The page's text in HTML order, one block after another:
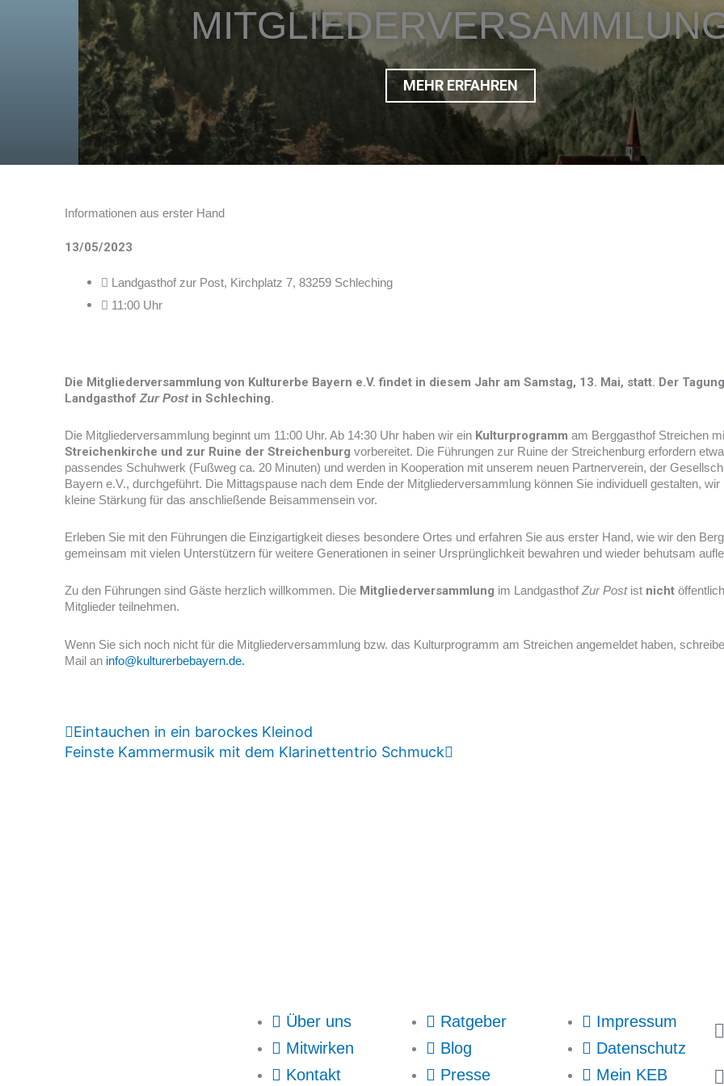
MEHR ERFAHREN
Informationen aus erster Hand
13/05/2023
Landgasthof zur Post, Kirchplatz 7, 83259 Schleching
11:00 Uhr
Die Mitgliederversammlung von Kulturerbe Bayern e.V. findet in diesem Jahr am Samstag, 13. Mai, statt. Der
Landgasthof Zur Postin Schleching.
Die Mitgliederversammlung beginnt um 11:00 Uhr. Ab 14:30 Uhr haben wir ein Kulturprogramm am Berggasthof Streichen
Streichenkirche und zur Ruine der Streichenburg vorbereitet. Die Führungen zur Ruine der Streichenburg erfordern
passendes Schuhwerk (Fußweg ca. 20 Minuten) und werden in Kooperation mit unserem neuen Partnerverein, der
Bayern e.V., durchgeführt. Die Mittagspause nach dem Ende der Mitgliederversammlung können Sie individuell gestalten, wir
kleine Stärkung für das anschließende Beisammensein vor.
Erleben Sie mit den Führungen die Einzigartigkeit dieses besondere Ortes und erfahren Sie aus erster Hand, wie wir den
gemeinsam mit vielen Unterstützern für weitere Generationen in seiner Ursprünglichkeit bewahren und wieder behutsam
Zu den Führungen sind Gäste herzlich willkommen. Die Mitgliederversammlung im Landgasthof Zur Postist nicht
Mitglieder teilnehmen.
Wenn Sie sich noch nicht für die Mitgliederversammlung bzw. das Kulturprogramm am Streichen angemeldet haben,
Mail an info@kulturerbebayern.de.
Eintauchen in ein barockes Kleinod
Feinste Kammermusik mit dem Klarinettentrio Schmuck
Über uns
Mitwirken
Kontakt
Ratgeber
Blog
Presse
Impressum
Datenschutz
Mein KEB